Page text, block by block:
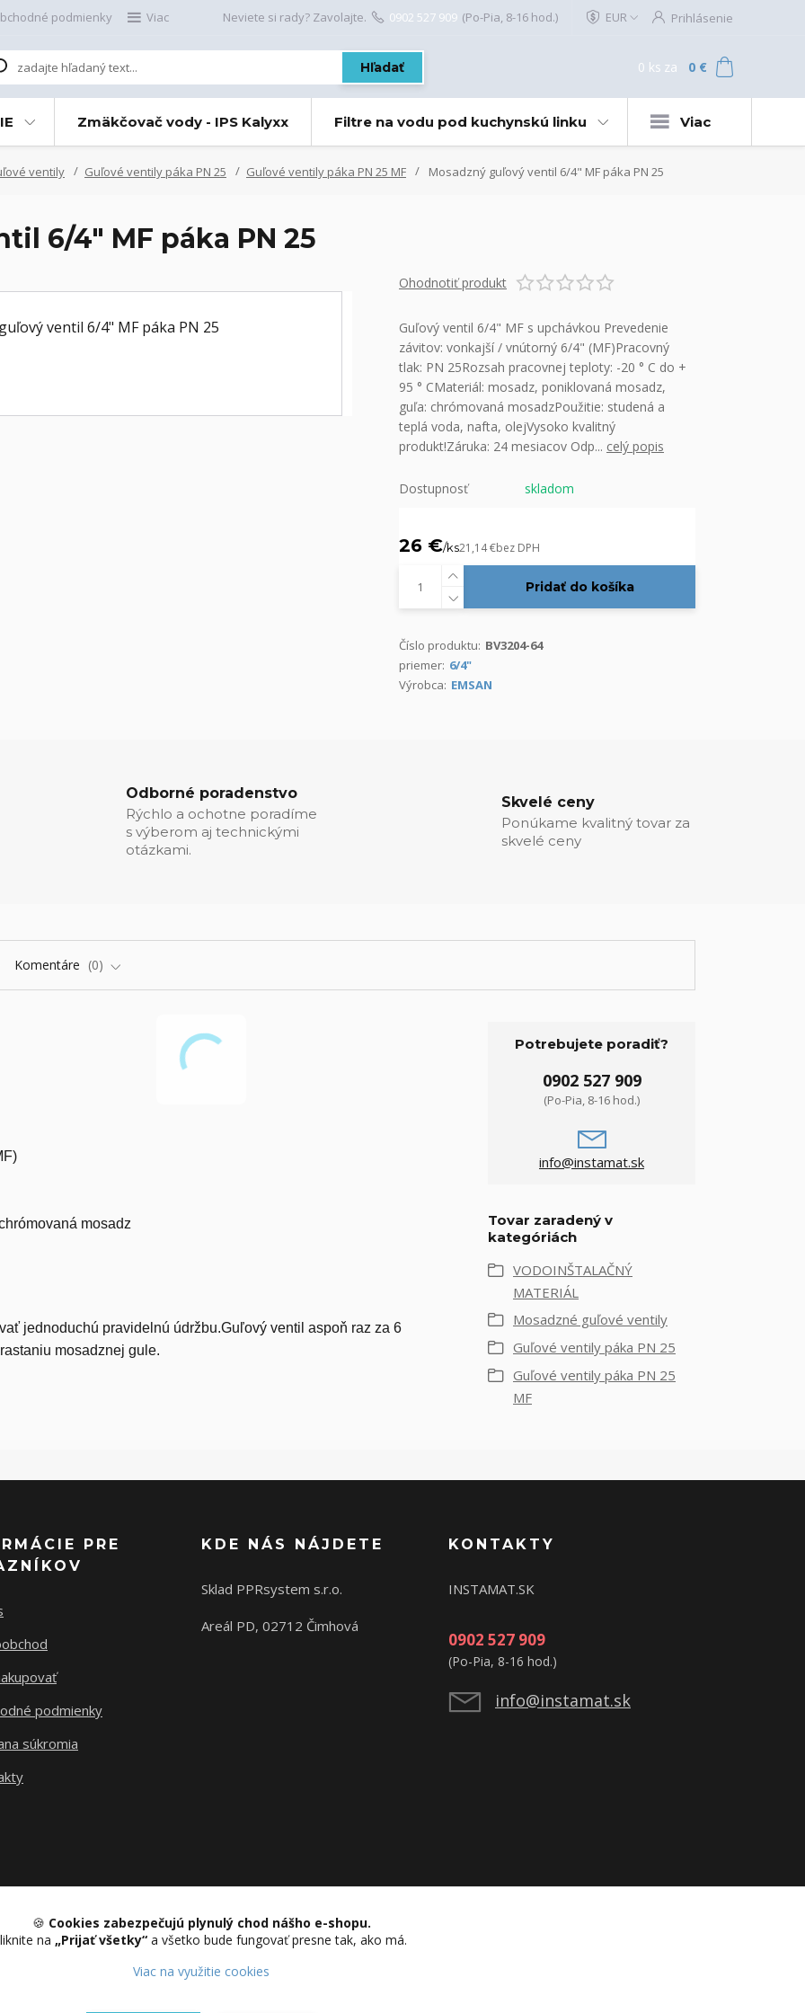
podmienky Viac EUR Prihlásenie
Hľadať
Neviete si rady? Zavolajte. 0902 527 909 (Po-Pia, 8-16 hod.)
0 ks za 0 €
Zmäkčovač vody - IPS Kalyxx Filtre na vodu pod kuchynskú linku Viac
ventily Guľové ventily páka PN 25 Guľové ventily páka PN 25 MF Mosadzný guľový ventil 6/4" MF páka PN 25
6/4" MF páka PN 25
Ohodnotiť produkt
Guľový ventil 6/4" MF s upchávkou Prevedenie
závitov: vonkajší / vnútorný 6/4" (MF)Pracovný
tlak: PN 25Rozsah pracovnej teploty: -20 ° C do +
95 ° CMateriál: mosadz, poniklovaná mosadz,
guľa: chrómovaná mosadzPoužitie: studená a
teplá voda, nafta, olejVysoko kvalitný
produkt!Záruka: 24 mesiacov Odp... celý popis
Dostupnosť skladom
26 €/ks21,14 €bez DPH
Pridať do košíka
Číslo produktu: BV3204-64
priemer: 6/4"
Výrobca: EMSAN
Odborné poradenstvo
Rýchlo a ochotne poradíme
s výberom aj technickými
otázkami.
Skvelé ceny
Ponúkame kvalitný tovar za
skvelé ceny
Komentáre 0
mosadz
jednoduchú pravidelnú údržbu.Guľový ventil aspoň raz za 6
mosadznej gule.
Potrebujete poradiť?
0902 527 909
(Po-Pia, 8-16 hod.)
info@instamat.sk
Tovar zaradený v
kategóriách
VODOINŠTALAČNÝ
MATERIÁL
Mosadzné guľové ventily
Guľové ventily páka PN 25
Guľové ventily páka PN 25
MF
PRE
podmienky
súkromia
KDE NÁS NÁJDETE
Sklad PPRsystem s.r.o.
Areál PD, 02712 Čimhová
KONTAKTY
INSTAMAT.SK
0902 527 909
(Po-Pia, 8-16 hod.)
info@instamat.sk
Upravit sběr cookies.
🍪 Cookies zabezpečujú plynulý chod nášho e-shopu.
na „Prijať všetky“ a všetko bude fungovať presne tak, ako má.
Viac na využitie cookies